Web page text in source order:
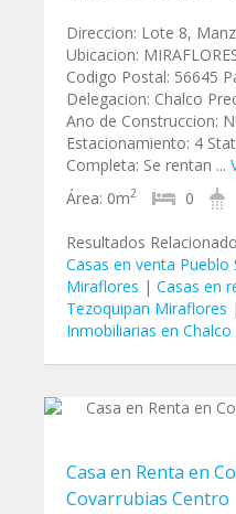
Direccion: Lote 8,
Ubicacion:
Codigo Postal: 56645
Delegacion: Chalco
Ano de Construccion:
Estacionamiento: 4
Completa: Se rentan ...
Área: 0m2 0
Resultados
Casas en venta
Miraflores | Casas en
Tezoquipan Miraflores |
Inmobiliarias en Chalco
Casa en Renta en
Covarrubias Centro